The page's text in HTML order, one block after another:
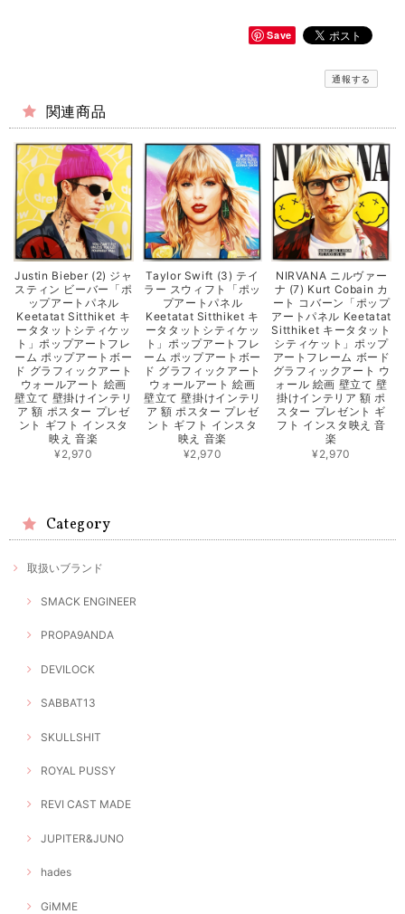
Save
通報する
関連商品
Justin Bieber (2) ジャ
スティン ビーバー「ポ
ップアートパネル
Keetatat Sitthiket キ
ータタットシティケッ
ト」ポップアートフレ
ーム ポップアートボー
ド グラフィックアート
ウォールアート 絵画
壁立て 壁掛けインテリ
ア 額 ポスター プレゼ
ント ギフト インスタ
映え 音楽
¥2,970
Taylor Swift (3) テイ
ラー スウィフト「ポッ
プアートパネル
Keetatat Sitthiket キ
ータタットシティケッ
ト」ポップアートフレ
ーム ポップアートボー
ド グラフィックアート
ウォールアート 絵画
壁立て 壁掛けインテリ
ア 額 ポスター プレゼ
ント ギフト インスタ
映え 音楽
¥2,970
NIRVANA ニルヴァー
ナ (7) Kurt Cobain カ
ート コバーン「ポップ
アートパネル Keetatat
Sitthiket キータタット
シティケット」ポップ
アートフレーム ボード
グラフィックアート ウ
ォール 絵画 壁立て 壁
掛けインテリア 額 ポ
スター プレゼント ギ
フト インスタ映え 音
楽
¥2,970
Category
取扱いブランド
SMACK ENGINEER
PROPA9ANDA
DEVILOCK
SABBAT13
SKULLSHIT
ROYAL PUSSY
REVI CAST MADE
JUPITER&JUNO
hades
GiMME